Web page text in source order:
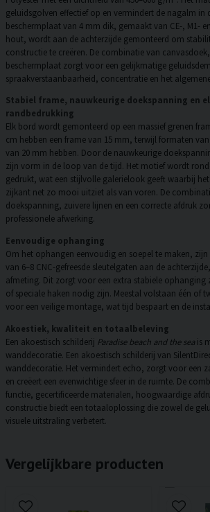
geluidsgolven effectief op en vermindert de nagalm in
beschermplaat van 4 mm dik, gemaakt van CE-, M1-
hout, wordt aan de achterzijde gemonteerd om
constructie te creëren. De combinatie van
beschermplaat zorgt voor een gelijkmatige
spraakverstaanbaarheid, concentratie en het
Stabiel frame, nauwkeurige doekspanning en
randbedrukking
Elk bord wordt gemonteerd op een massief grenen
cm hebben een frame van 15 mm, terwijl formaten
van 20 mm hebben. Door de nauwkeurige
zijn vorm in de loop van de tijd. Het motief wordt
gedrukt, wat een stijlvolle galerielook geeft waarbij
zijkant net zo mooi uitziet als van voren. De
doekspanning, zuivere lijnen en een correcte afdruk
professionele afwerking.
Eenvoudige ophanging
Om het ophangen eenvoudig en soepel te maken,
van 6–8 CNC-gefreesde sleutelgaten aan de
afmeting. Dit zorgt voor een extra stabiele ophanging
of speciale haken nodig zijn. Meestal volstaan één of
voor een veilige montage, wat tijd bespaart en de
Akoestiek, kwaliteit en totaalbeleving
Een akoestisch schilderij Paradise beach and the sea is
wanddecoratie. Een akoestisch schilderij van
wanddecoratie. Het vermindert echo, zorgt voor een
en creëert een evenwichtige sfeer in de ruimte. De
functie, gecertificeerde materialen, hoogwaardige
constructie biedt een totaaloplossing die zowel de
visuele uitstraling verbetert.
Vergelijkbare producten